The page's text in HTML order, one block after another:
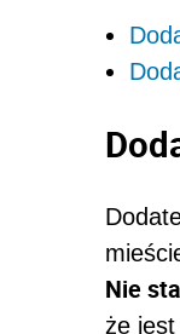
Nie
że